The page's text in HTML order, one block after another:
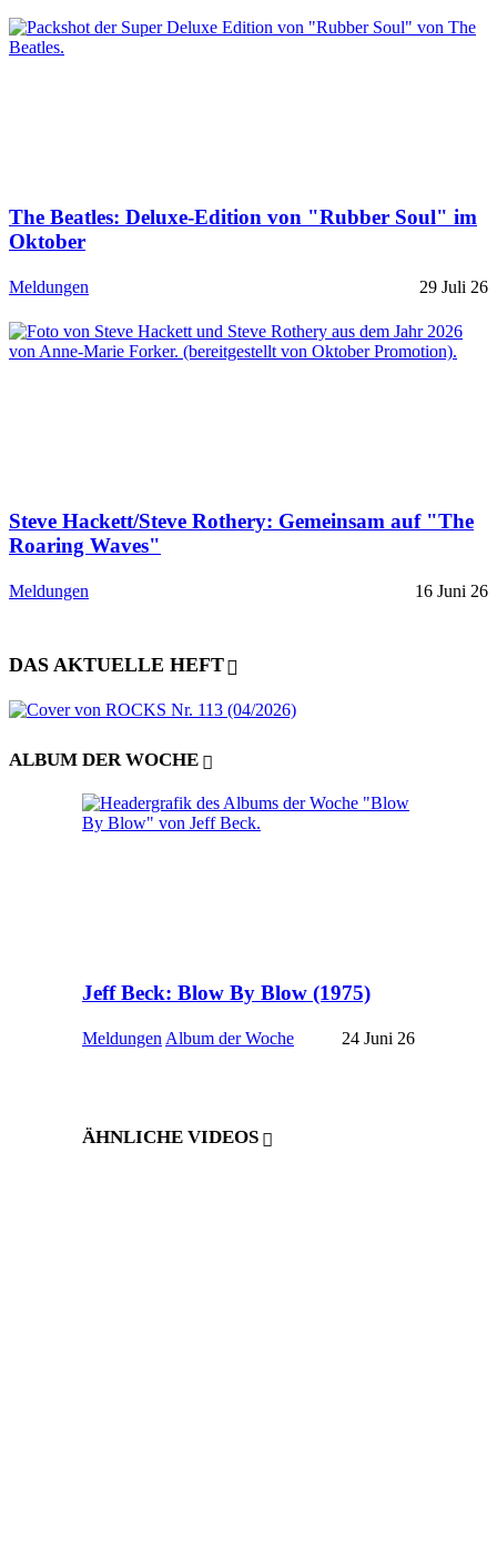
The Beatles: Deluxe-Edition von "Rubber Soul" im
Oktober
Meldungen 29 Juli 26
Steve Hackett/Steve Rothery: Gemeinsam auf "The
Roaring Waves"
Meldungen 16 Juni 26
DAS AKTUELLE HEFT
ALBUM DER WOCHE
Jeff Beck: Blow By Blow (1975)
Meldungen Album der Woche 24 Juni 26
ÄHNLICHE VIDEOS